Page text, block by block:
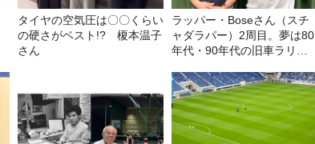
タイヤの空気圧は〇〇くらい
の硬さがベスト!? 榎本温子
さん
ラッパー・Boseさん（スチ
ャダラパー）2周目。夢は80
年代・90年代の旧車ラリ